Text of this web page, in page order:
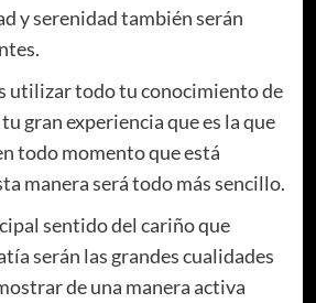
y serenidad también serán
utilizar todo tu conocimiento de
gran experiencia que es la que
todo momento que está
manera será todo más sencillo.
sentido del cariño que
serán las grandes cualidades
de una manera activa